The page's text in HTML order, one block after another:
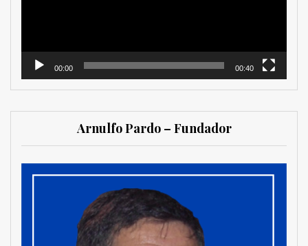
00:00 00:40
Arnulfo Pardo – Fundador